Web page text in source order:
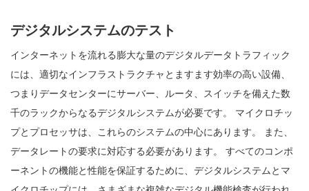
デジタルシステムのテスト
インターネットを流れる膨大な量のデジタルデータトラフィック
には、適切なインフラストラクチャとますます効率の高い設備、
つまりデータセンターにサーバー、ルータ、スイッチを備えた数
千のラックからなるデジタルシステムが必要です。 マイクロチッ
プとプロセッサは、これらのシステムの中心にあります。 また、
データレートの要求に対応する必要があります。 すべてのコンポ
ーネントの機能と性能を保証するために、デジタルシステムとマ